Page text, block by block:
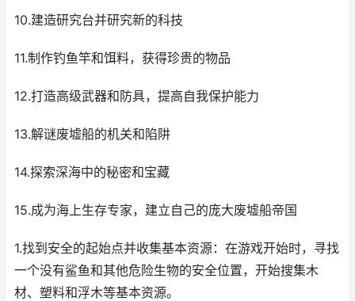
10.建造研究台并研究新的科技
11.制作钓鱼竿和饵料，获得珍贵的物品
12.打造高级武器和防具，提高自我保护能力
13.解谜废墟船的机关和陷阱
14.探索深海中的秘密和宝藏
15.成为海上生存专家，建立自己的庞大废墟船帝国
1.找到安全的起始点并收集基本资源：在游戏开始时，寻找
一个没有鲨鱼和其他危险生物的安全位置，开始搜集木
材、塑料和浮木等基本资源。